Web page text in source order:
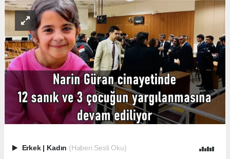
Erkek | Kadın (Haberi Sesli Oku)